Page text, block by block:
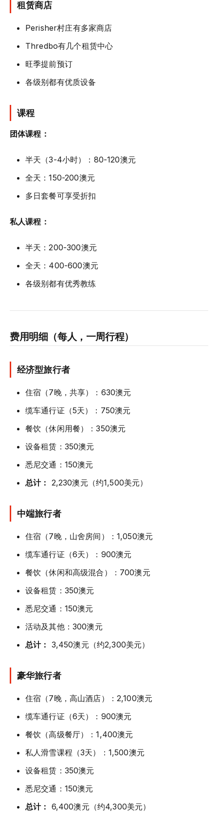
租赁商店
Perisher村庄有多家商店
Thredbo有几个租赁中心
旺季提前预订
各级别都有优质设备
课程
团体课程：
半天（3-4小时）：80-120澳元
全天：150-200澳元
多日套餐可享受折扣
私人课程：
半天：200-300澳元
全天：400-600澳元
各级别都有优秀教练
费用明细（每人，一周行程）
经济型旅行者
住宿（7晚，共享）：630澳元
缆车通行证（5天）：750澳元
餐饮（休闲用餐）：350澳元
设备租赁：350澳元
悉尼交通：150澳元
总计： 2,230澳元（约1,500美元）
中端旅行者
住宿（7晚，山舍房间）：1,050澳元
缆车通行证（6天）：900澳元
餐饮（休闲和高级混合）：700澳元
设备租赁：350澳元
悉尼交通：150澳元
活动及其他：300澳元
总计： 3,450澳元（约2,300美元）
豪华旅行者
住宿（7晚，高山酒店）：2,100澳元
缆车通行证（6天）：900澳元
餐饮（高级餐厅）：1,400澳元
私人滑雪课程（3天）：1,500澳元
设备租赁：350澳元
悉尼交通：150澳元
总计： 6,400澳元（约4,300美元）